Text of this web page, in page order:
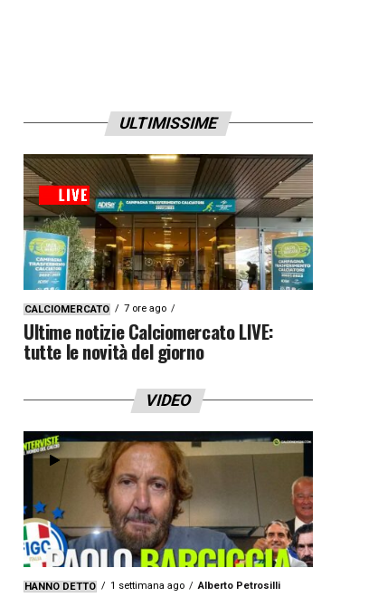
ULTIMISSIME
CALCIOMERCATO 7 ore ago
Ultime notizie Calciomercato LIVE:
tutte le novità del giorno
VIDEO
HANNO DETTO 1 settimana ago Alberto Petrosilli